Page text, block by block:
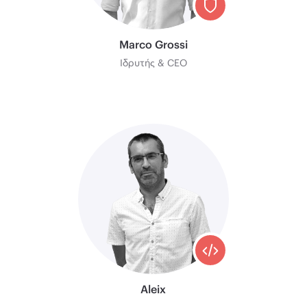
Marco Grossi
Ιδρυτής & CEO
Aleix